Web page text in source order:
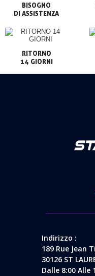
BISOGNO
RITORNO
14 GIORNI
Indirizzo :
189 Rue Jean
30126 ST
Dalle 8:00 Alle